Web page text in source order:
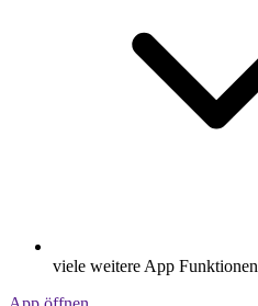
viele weitere App Funktionen